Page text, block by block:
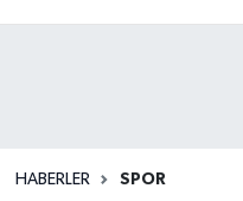
HABERLER SPOR